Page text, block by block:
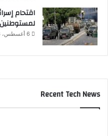
اقتحام
لمستوطنين
6 أغسطس، 2026
Recent Tech News